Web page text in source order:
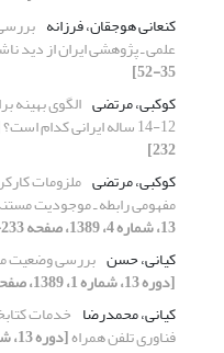
کنعانی هوجقان، فرزانه
علمی ـ پژوهشی ایران از دید
35-52]
کوکبی، مرتضی الگوی
12-14 ساله ایرانی کدام است؟
232]
کوکبی، مرتضی ملزومات
مفهومی رابطه ـ موجودیت
13، شماره 4، 1389، صفحه 233-260]
کیانی، حسن بررسی وضعیت
[دوره 13، شماره 1، 1389، صفحه 133-150]
کیانی، محمدرضا خدمات
فناوری تلفن همراه[دوره 13، شماره 2، 1389، صفحه 215-231]